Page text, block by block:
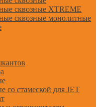
сквозные XTREME
сквозные монолитные
со стамеской для JET